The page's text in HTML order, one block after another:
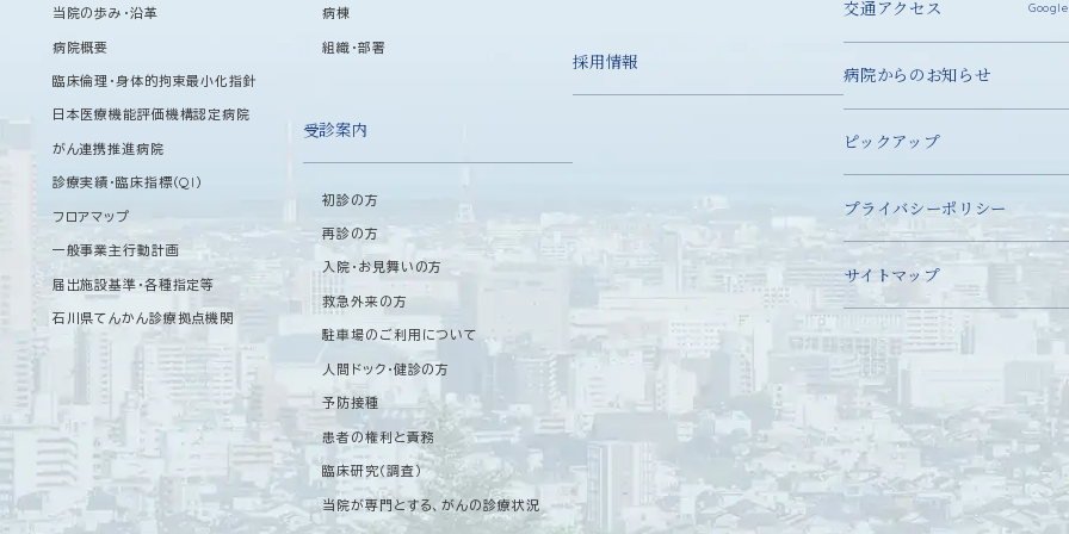
当院の歩み・沿革
病院概要
臨床倫理・身体的拘束最小化指針
日本医療機能評価機構認定病院
がん連携推進病院
診療実績・臨床指標（QI）
フロアマップ
一般事業主行動計画
届出施設基準・各種指定等
石川県てんかん診療拠点機関
病棟
組織・部署
受診案内
初診の方
再診の方
入院・お見舞いの方
救急外来の方
駐車場のご利用について
人間ドック・健診の方
予防接種
患者の権利と責務
臨床研究（調査）
当院が専門とする、がんの診療状況
採用情報
交通アクセス
病院からのお知らせ
ピックアップ
プライバシーポリシー
サイトマップ